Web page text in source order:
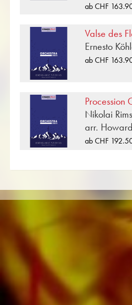
Noten von Johann Strauss
vervollständigen können,
Klick alle Noten zu
Schwierigkeitsgrad B/C
anzeigen.
Blasmusikkompositionen,
Musikverlag Obrasso
Johann Strauss sind über
Arrangeure für das
Sinfonieorchester finden Sie
Jugendblasorchester,
Holzbläserensemble,
CDs und Schulmaterial. Auf
Obrasso Records wurde
verlagseigenen Literatur von
wie der Black Dyke Band,
Brighouse & Rastrick Band
Oberaargauer Brass Band
ab CHF
Valse des
Ernesto
ab CHF
Procession
Nikolai
arr.
ab CHF